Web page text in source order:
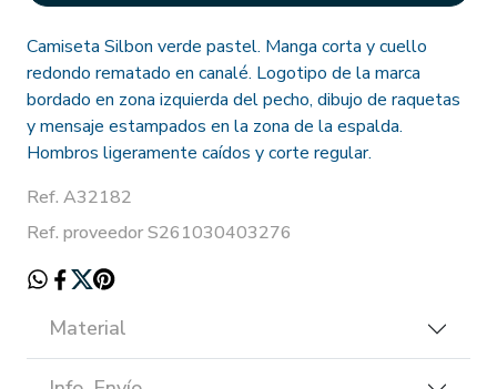
Camiseta Silbon verde pastel. Manga corta y cuello
redondo rematado en canalé. Logotipo de la marca
bordado en zona izquierda del pecho, dibujo de raquetas
y mensaje estampados en la zona de la espalda.
Hombros ligeramente caídos y corte regular.
Ref. A32182
Ref. proveedor S261030403276
Material